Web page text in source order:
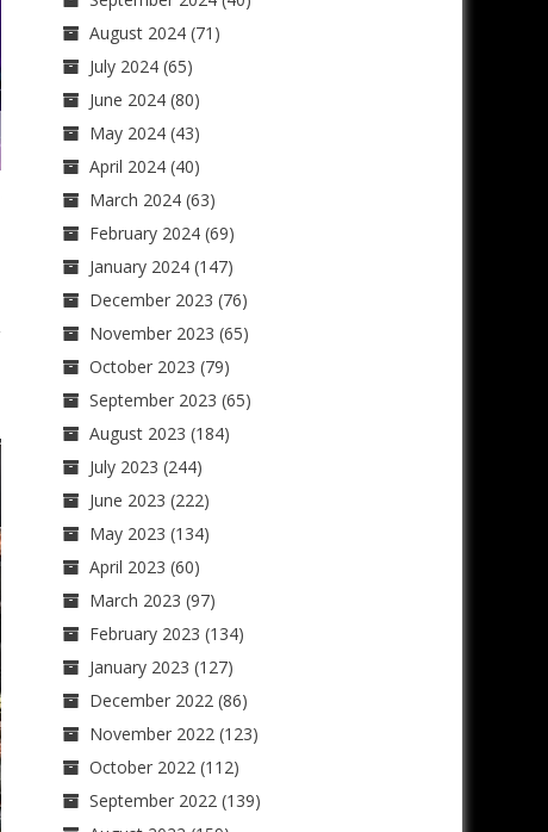
August 2024(71)
July 2024(65)
June 2024(80)
May 2024(43)
April 2024(40)
March 2024(63)
February 2024(69)
January 2024(147)
December 2023 (76)
November 2023 (65)
October 2023 (79)
September 2023 (65)
August 2023 (184)
July 2023 (244)
June 2023 (222)
May 2023 (134)
April 2023 (60)
March 2023 (97)
February 2023 (134)
January 2023 (127)
December 2022(86)
November 2022(123)
October 2022(112)
September 2022(139)